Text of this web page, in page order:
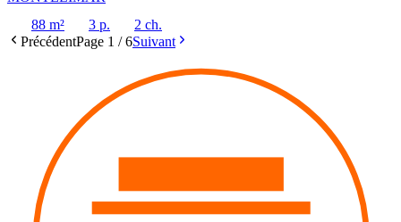
88 m²
3 p.
2 ch.
PrécédentPage 1 /6Suivant